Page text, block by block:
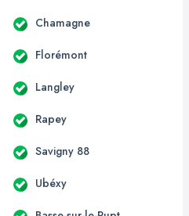
Chamagne
Florémont
Langley
Rapey
Savigny 88
Ubéxy